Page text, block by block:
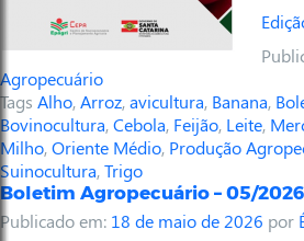
Agropecuário
Tags Alho,Arroz,avicultura, Banana,
Bovinocultura,Cebola, Feijão, Leite,
Milho,Oriente Médio, Produção
Suinocultura,Trigo
Boletim Agropecuário – 05/2026
Publicado em: 18 de maio de 2026 por